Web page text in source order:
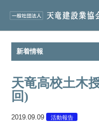
新着情報
天竜高校土木
回)
2019.09.09 活動報告